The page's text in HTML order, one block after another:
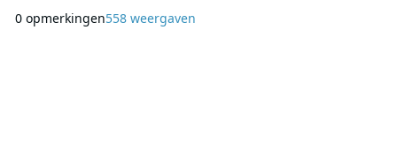
Serious Request: jongeren in conflictgebieden helpen een
0 opmerkingen558 weergaven